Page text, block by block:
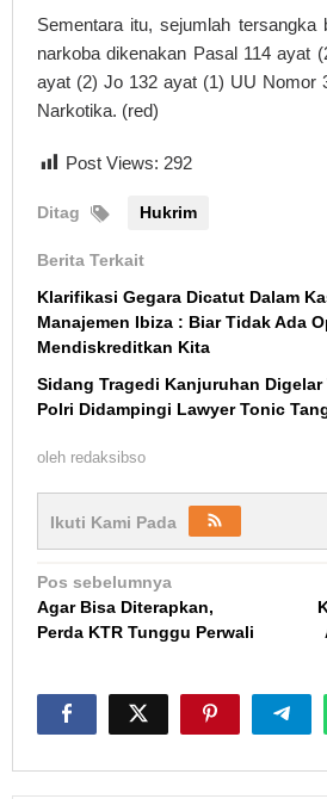
Sementara itu, sejumlah tersangka
narkoba dikenakan Pasal 114 ayat
ayat (2) Jo 132 ayat (1) UU Nomor
Narkotika. (red)
Post Views: 292
Ditag Hukrim
Berita Terkait
Klarifikasi Gegara Dicatut Dalam
Manajemen Ibiza : Biar Tidak Ada
Mendiskreditkan Kita
Sidang Tragedi Kanjuruhan
Polri Didampingi Lawyer Tonic
oleh redaksibso
Ikuti Kami Pada
Navigasi
pos
Pos sebelumnya
Agar Bisa Diterapkan,
Perda KTR Tunggu Perwali